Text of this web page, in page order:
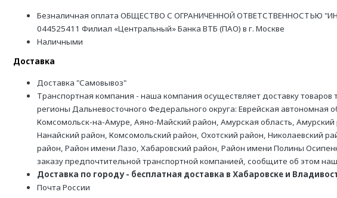
Безналичная оплата ОБЩЕСТВО С ОГРАНИЧЕННОЙ ОТВЕТСТВЕННОСТЬЮ
044525411 Филиал «Центральный» Банка ВТБ (ПАО) в г. Москве
Наличными
Доставка
Доставка "Самовывоз"
Транспортная компания - наша компания осуществляет доставку
регионы Дальневосточного Федерального округа: Еврейская автономная
Комсомольск-на-Амуре, Аяно-Майский район, Амурская область,
Нанайский район, Комсомольский район, Охотский район, Николаевский
район, Район имени Лазо, Хабаровский район, Район имени Полины
заказу предпочтительной транспортной компанией, сообщите об этом
Доставка по городу - бесплатная доставка в Хабаровске и
Почта России